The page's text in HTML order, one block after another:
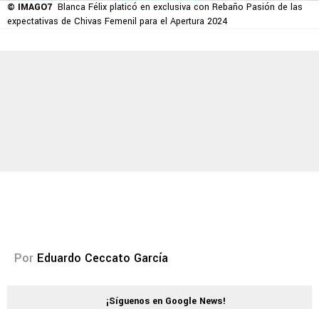
© IMAGO7 Blanca Félix platicó en exclusiva con Rebaño Pasión de las
expectativas de Chivas Femenil para el Apertura 2024
Por Eduardo Ceccato García
¡Síguenos en Google News!